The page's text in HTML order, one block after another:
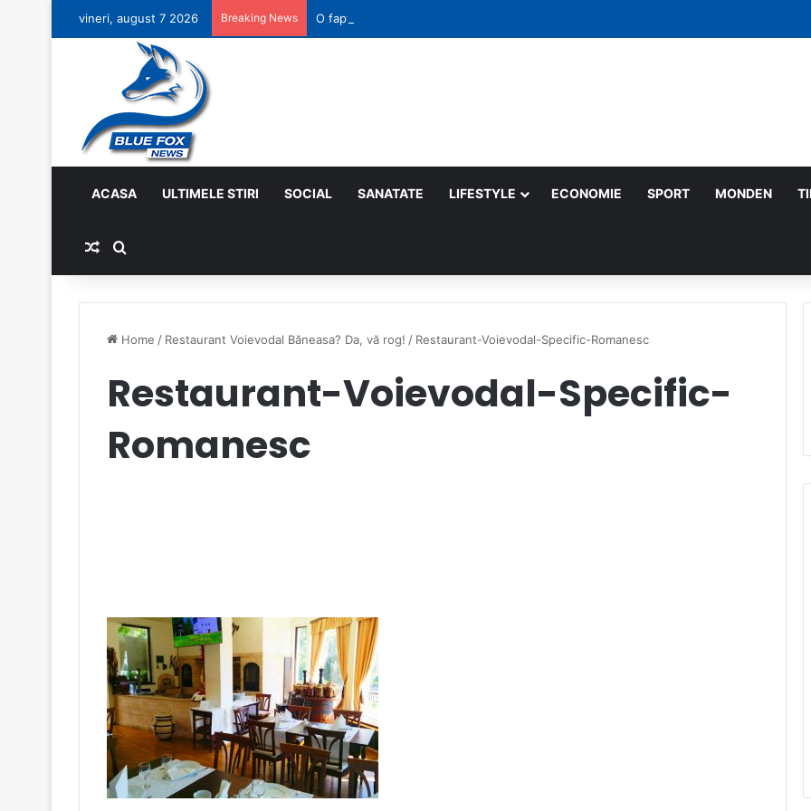
vineri, august 7 2026 Breaking News O faptă bună pe săptămână: gesturi mici care schimbă lumea
ACASA ULTIMELE STIRI SOCIAL SANATATE LIFESTYLE ECONOMIE SPORT MONDEN
Random Article
Search for
Home / Restaurant Voievodal Băneasa? Da, vă rog! / Restaurant-Voievodal-Specific-Romanesc
Restaurant-Voievodal-Specific-
Romanesc